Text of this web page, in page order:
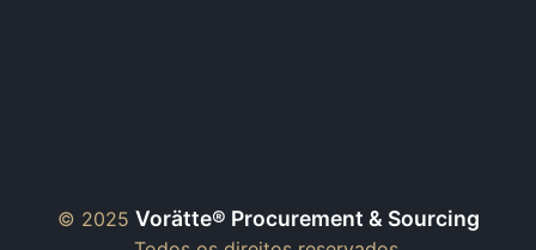
© 2025 Vorätte® Procurement & Sourcing